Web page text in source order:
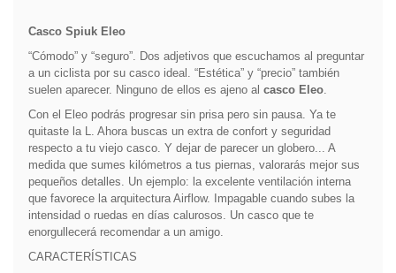
Casco Spiuk Eleo
“Cómodo” y “seguro”. Dos adjetivos que escuchamos al preguntar
a un ciclista por su casco ideal. “Estética” y “precio” también
suelen aparecer. Ninguno de ellos es ajeno al casco Eleo.
Con el Eleo podrás progresar sin prisa pero sin pausa. Ya te
quitaste la L. Ahora buscas un extra de confort y seguridad
respecto a tu viejo casco. Y dejar de parecer un globero... A
medida que sumes kilómetros a tus piernas, valorarás mejor sus
pequeños detalles. Un ejemplo: la excelente ventilación interna
que favorece la arquitectura Airflow. Impagable cuando subes la
intensidad o ruedas en días calurosos. Un casco que te
enorgullecerá recomendar a un amigo.
CARACTERÍSTICAS